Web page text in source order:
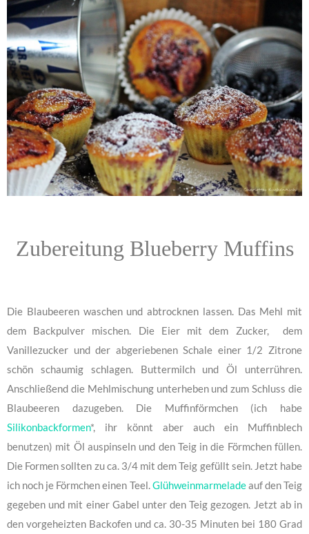
Zubereitung Blueberry Muffins
Die Blaubeeren waschen und abtrocknen lassen. Das Mehl mit
dem Backpulver mischen. Die Eier mit dem Zucker, dem
Vanillezucker und der abgeriebenen Schale einer 1/2 Zitrone
schön schaumig schlagen. Buttermilch und Öl unterrühren.
Anschließend die Mehlmischung unterheben und zum Schluss die
Blaubeeren dazugeben. Die Muffinförmchen (ich habe
Silikonbackformen*, ihr könnt aber auch ein Muffinblech
benutzen) mit Öl auspinseln und den Teig in die Förmchen füllen.
Die Formen sollten zu ca. 3/4 mit dem Teig gefüllt sein. Jetzt habe
ich noch je Förmchen einen Teel.Glühweinmarmeladeauf den Teig
gegeben und mit einer Gabel unter den Teig gezogen. Jetzt ab in
den vorgeheizten Backofen und ca. 30-35 Minuten bei 180 Grad